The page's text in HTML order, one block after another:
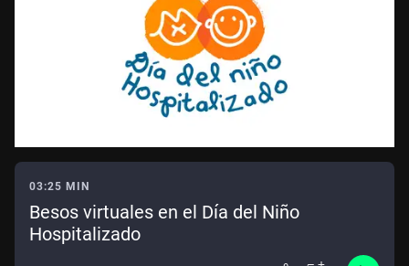
03:25 MIN
Besos virtuales en el Día del Niño
Hospitalizado